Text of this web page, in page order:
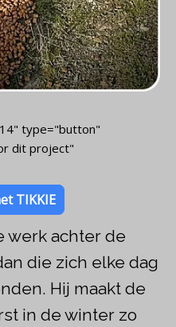
type="button"
dit project"
TIKKIE
werk achter de
die zich elke dag
Hij maakt de
in de winter zo